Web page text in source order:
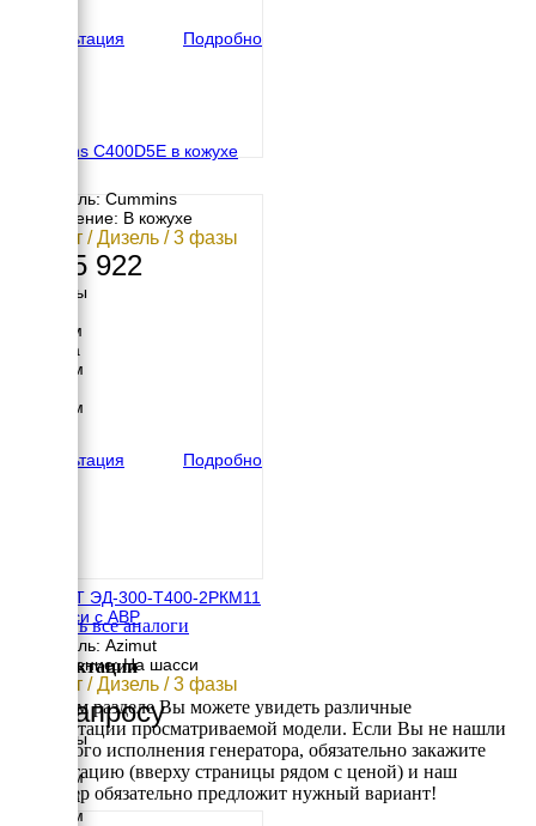
Консультация
Подробно
Cummins C400D5E в кожухе
Двигатель: Cummins
Исполнение: В кожухе
291 кВт / Дизель / 3 фазы
6 785 922
Размеры
5110 мм
Ширина
1560 мм
2480 мм
Консультация
Подробно
АЗИМУТ ЭД-300-Т400-2РКМ11
на шасси с АВР
Двигатель: Azimut
Исполнение: На шасси
300 кВт / Дизель / 3 фазы
По запросу
Размеры
5300 мм
Ширина
2050 мм
Смотреть все аналоги
Комплектации
В данном разделе Вы можете увидеть различные
комплектации просматриваемой модели. Если Вы не нашли
требуемого исполнения генератора, обязательно закажите
консультацию (вверху страницы рядом с ценой) и наш
менеджер обязательно предложит нужный вариант!